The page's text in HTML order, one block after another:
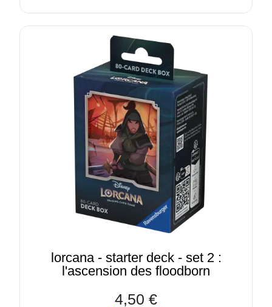
lorcana - starter deck - set 2 :
l'ascension des floodborn
4,50 €